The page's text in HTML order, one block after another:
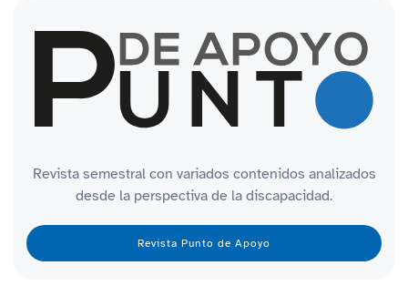
Revista semestral con variados contenidos analizados
desde la perspectiva de la discapacidad.
Revista Punto de Apoyo